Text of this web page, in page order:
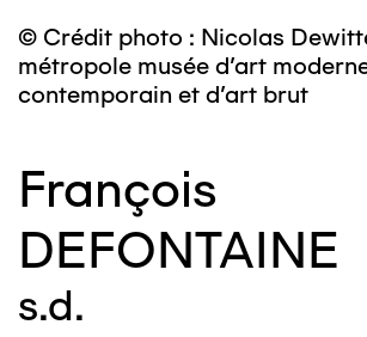
© Crédit photo : Nicolas
métropole musée d’art
contemporain et d’art brut
François
DEFONTAINE
s.d.